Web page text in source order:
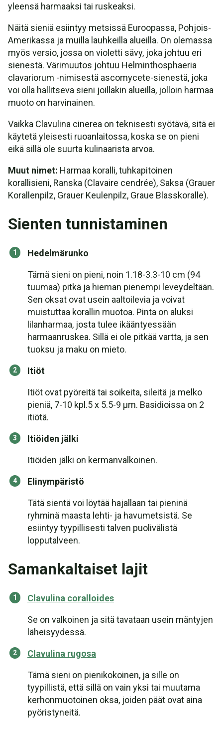
yleensä harmaaksi tai ruskeaksi.
Näitä sieniä esiintyy metsissä Euroopassa, Pohjois-
Amerikassa ja muilla lauhkeilla alueilla. On olemassa
myös versio, jossa on violetti sävy, joka johtuu eri
sienestä. Värimuutos johtuu Helminthosphaeria
clavariorum -nimisestä ascomycete-sienestä, joka
voi olla hallitseva sieni joillakin alueilla, jolloin harmaa
muoto on harvinainen.
Vaikka Clavulina cinerea on teknisesti syötävä, sitä ei
käytetä yleisesti ruoanlaitossa, koska se on pieni
eikä sillä ole suurta kulinaarista arvoa.
Muut nimet: Harmaa koralli, tuhkapitoinen
korallisieni, Ranska (Clavaire cendrée), Saksa (Grauer
Korallenpilz, Grauer Keulenpilz, Graue Blasskoralle).
Sienten tunnistaminen
Hedelmärunko
Tämä sieni on pieni, noin 1.18-3.3-10 cm (94
tuumaa) pitkä ja hieman pienempi leveydeltään.
Sen oksat ovat usein aaltoilevia ja voivat
muistuttaa korallin muotoa. Pinta on aluksi
lilanharmaa, josta tulee ikääntyessään
harmaanruskea. Sillä ei ole pitkää vartta, ja sen
tuoksu ja maku on mieto.
Itiöt
Itiöt ovat pyöreitä tai soikeita, sileitä ja melko
pieniä, 7-10 kpl.5 x 5.5-9 µm. Basidioissa on 2
itiötä.
Itiöiden jälki
Itiöiden jälki on kermanvalkoinen.
Elinympäristö
Tätä sientä voi löytää hajallaan tai pieninä
ryhminä maasta lehti- ja havumetsistä. Se
esiintyy tyypillisesti talven puolivälistä
lopputalveen.
Samankaltaiset lajit
Clavulina coralloides
Se on valkoinen ja sitä tavataan usein mäntyjen
läheisyydessä.
Clavulina rugosa
Tämä sieni on pienikokoinen, ja sille on
tyypillistä, että sillä on vain yksi tai muutama
kerhonmuotoinen oksa, joiden päät ovat aina
pyöristyneitä.